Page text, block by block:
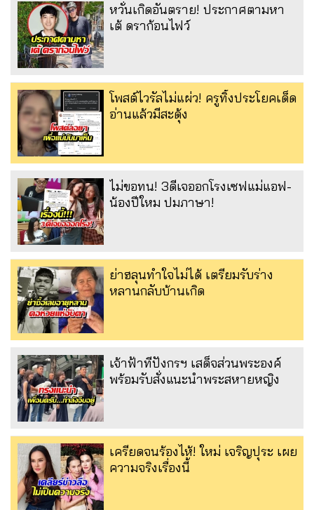
หวั่นเกิดอันตราย! ประกาศตามหา
เต้ ดราก้อนไฟว์
โพสต์ไวรัลไม่แผ่ว! ครูทิ้งประโยคเด็ด
อ่านแล้วมีสะดุ้ง
ไม่ขอทน! 3ดีเจออกโรงเซฟแม่แอฟ-
น้องปีใหม ปมภาษา!
ย่าฮลุนทำใจไม่ได้ เตรียมรับร่าง
หลานกลับบ้านเกิด
เจ้าฟ้าทีปังกรฯ เสด็จส่วนพระองค์
พร้อมรับสั่งแนะนำพระสหายหญิง
เครียดจนร้องไห้! ใหม่ เจริญปุระ เผย
ความจริงเรื่องนี้